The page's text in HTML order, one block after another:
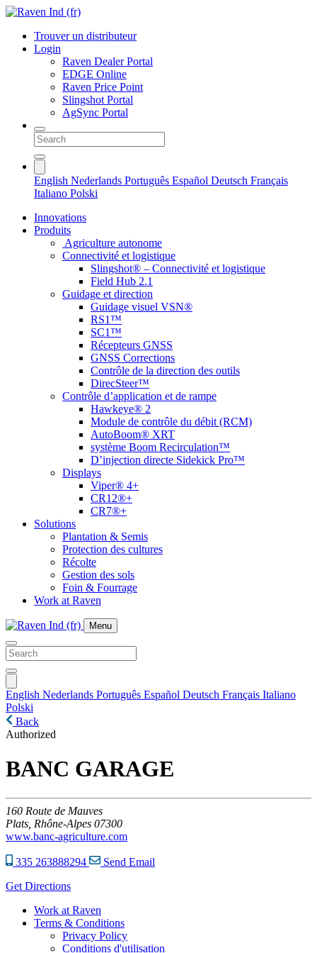
Trouver un distributeur
Login
Raven Dealer Portal
EDGE Online
Raven Price Point
Slingshot Portal
AgSync Portal
English Nederlands Português Español Deutsch Français
Italiano Polski
Innovations
Produits
Agriculture autonome
Connectivité et logistique
Slingshot® – Connectivité et logistique
Field Hub 2.1
Guidage et direction
Guidage visuel VSN®
RS1™
SC1™
Récepteurs GNSS
GNSS Corrections
Contrôle de la direction des outils
DirecSteer™
Contrôle d’application et de rampe
Hawkeye® 2
Module de contrôle du débit (RCM)
AutoBoom® XRT
système Boom Recirculation™
D’injection directe Sidekick Pro™
Displays
Viper® 4+
CR12®+
CR7®+
Solutions
Plantation & Semis
Protection des cultures
Récolte
Gestion des sols
Foin & Fourrage
Work at Raven
Menu
English Nederlands Português Español Deutsch Français Italiano
Polski
Back
Authorized
BANC GARAGE
160 Route de Mauves
Plats, Rhône-Alpes 07300
www.banc-agriculture.com
335 263888294
Send Email
Get Directions
Work at Raven
Terms & Conditions
Privacy Policy
Conditions d'utilisation